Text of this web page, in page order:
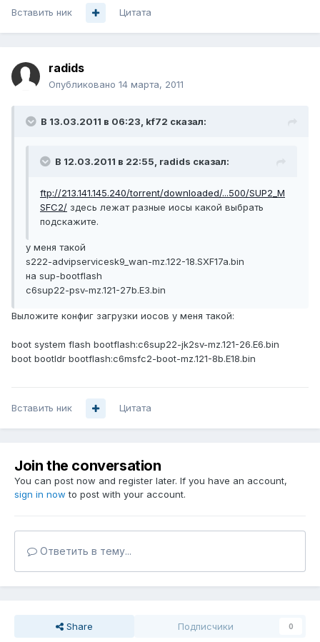
Вставить ник Цитата
radids
Опубликовано 14 марта, 2011
В 13.03.2011 в 06:23, kf72 сказал:
В 12.03.2011 в 22:55, radids сказал:
ftp://213.141.145.240/torrent/downloaded/...500/SUP2_M
SFC2/ здесь лежат разные иосы какой выбрать
подскажите.
у меня такой
s222-advipservicesk9_wan-mz.122-18.SXF17a.bin
на sup-bootflash
c6sup22-psv-mz.121-27b.E3.bin
Выложите конфиг загрузки иосов у меня такой:
boot system flash bootflash:c6sup22-jk2sv-mz.121-26.E6.bin
boot bootldr bootflash:c6msfc2-boot-mz.121-8b.E18.bin
Вставить ник Цитата
Join the conversation
You can post now and register later. If you have an account,
sign in now to post with your account.
Ответить в тему...
Share Подписчики 0